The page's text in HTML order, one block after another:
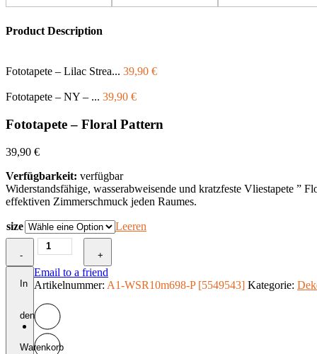
Product Description
Fototapete – Lilac Strea... 39,90 €
Fototapete – NY – ... 39,90 €
Fototapete – Floral Pattern
39,90 €
Verfügbarkeit: verfügbar
Widerstandsfähige, wasserabweisende und kratzfeste Vliestapete ”
effektiven Zimmerschmuck jeden Raumes.
size Leeren
-
Fototapete
-
Floral
Pattern
+
In
den
Warenkorb
Email to a friend
Artikelnummer: A1-WSR10m698-P [5549543] Kategorie: